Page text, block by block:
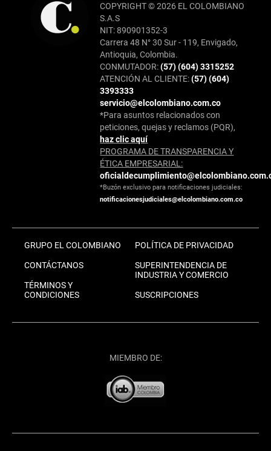
COPYRIGHT © 2026 EL COLOMBIANO
S.A.S
NIT: 890901352-3
Carrera 48 N° 30 Sur - 119, Envigado,
Antioquia, Colombia.
CONMUTADOR:(57) (604) 3315252
ATENCIÓN AL CLIENTE:(57) (604)
3393333
servicio@elcolombiano.com.co
*Para asuntos relacionados con
peticiones, quejas y reclamos (PQR),
haz clic aquí
PROGRAMA DE TRANSPARENCIA Y
ÉTICA EMPRESARIAL:
*Buzón exclusivo para notificaciones judiciales:
notificacionesjudiciales@elcolombiano.com.co
GRUPO EL COLOMBIANO
CONTÁCTANOS
TÉRMINOS Y
CONDICIONES
POLÍTICA DE PRIVACIDAD
SUPERINTENDENCIA DE
INDUSTRIA Y COMERCIO
SUSCRIPCIONES
MIEMBRO DE: